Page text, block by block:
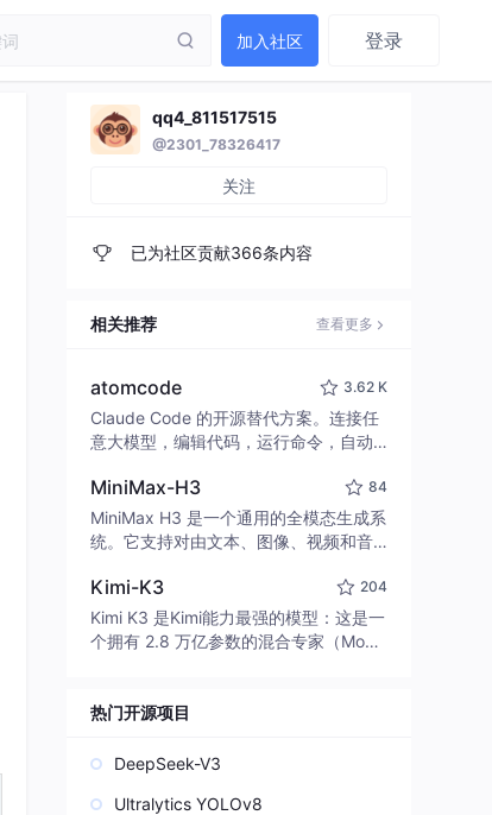
加入社区 登录
qq4_811517515
@2301_78326417
关注
已为社区贡献366条内容
相关推荐 查看更多
atomcode 3.62 K
Claude Code 的开源替代方案。连接任
意大模型，编辑代码，运行命令，自动
致性能。 ｜ An open-source alternativ
e to Claude Code. Connect any LLM,
edit code, run commands, and verify
MiniMax-H3 84
MiniMax H3 是一个通用的全模态生成系
统。它支持对由文本、图像、视频和音
并能生成分辨率高达 2K、时长可达 15
秒的带原生立体声音频的视频。得益于
面向任务泛化的系统设计，H3 在预训练
模态指令。
Kimi-K3 204
Kimi K3 是Kimi能力最强的模型：这是一
个拥有 2.8 万亿参数的混合专家（Mo
热门开源项目
DeepSeek-V3
Ultralytics YOLOv8